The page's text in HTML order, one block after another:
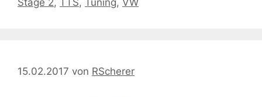
15.02.2017 von RScherer